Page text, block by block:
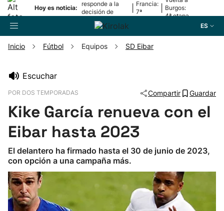
Hoy es noticia:
responde a la
decisión de
Oriamendi
Francia:
7ª
Burgos:
4ª etapa
ES
Pelota
Remo
Baloncesto
Inicio Fútbol Equipos SD Eibar
Escuchar
POR DOS TEMPORADAS Compartir Guardar
Kike García renueva con el
Eibar hasta 2023
El delantero ha firmado hasta el 30 de junio de 2023,
con opción a una campaña más.